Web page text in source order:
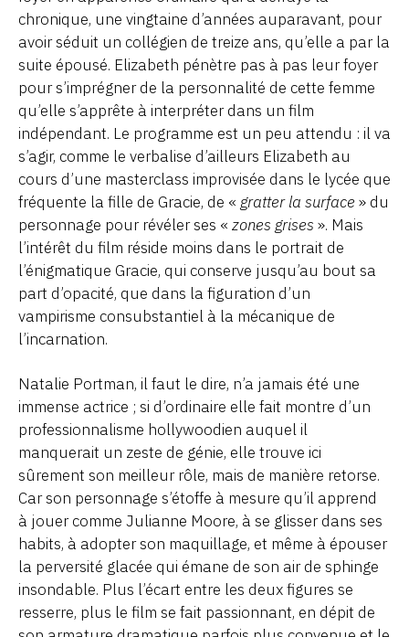
chronique, une vingtaine d’années auparavant, pour
avoir séduit un collégien de treize ans, qu’elle a par la
suite épousé. Elizabeth pénètre pas à pas leur foyer
pour s’imprégner de la personnalité de cette femme
qu’elle s’apprête à interpréter dans un film
indépendant. Le programme est un peu attendu : il va
s’agir, comme le verbalise d’ailleurs Elizabeth au
cours d’une masterclass improvisée dans le lycée que
fréquente la fille de Gracie, de « gratter la surface » du
personnage pour révéler ses « zones grises ». Mais
l’intérêt du film réside moins dans le portrait de
l’énigmatique Gracie, qui conserve jusqu’au bout sa
part d’opacité, que dans la figuration d’un
vampirisme consubstantiel à la mécanique de
l’incarnation.
Natalie Portman, il faut le dire, n’a jamais été une
immense actrice ; si d’ordinaire elle fait montre d’un
professionnalisme hollywoodien auquel il
manquerait un zeste de génie, elle trouve ici
sûrement son meilleur rôle, mais de manière retorse.
Car son personnage s’étoffe à mesure qu’il apprend
à jouer comme Julianne Moore, à se glisser dans ses
habits, à adopter son maquillage, et même à épouser
la perversité glacée qui émane de son air de sphinge
insondable. Plus l’écart entre les deux figures se
resserre, plus le film se fait passionnant, en dépit de